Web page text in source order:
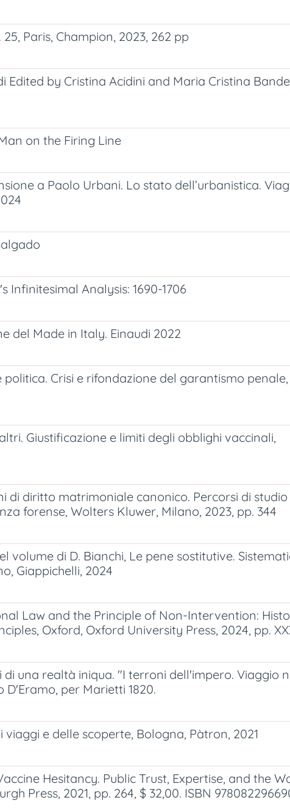
Paris, Champion, 2023, 262 pp
Edited by Cristina Acidini and Maria Cristina
on the Firing Line
a Paolo Urbani. Lo stato dell’urbanistica.
Infinitesimal Analysis: 1690-1706
del Made in Italy. Einaudi 2022
Crisi e rifondazione del garantismo
Giustificazione e limiti degli obblighi vaccinali,
di diritto matrimoniale canonico. Percorsi di studio
forense, Wolters Kluwer, Milano, 2023, pp. 344
volume di D. Bianchi, Le pene sostitutive.
Giappichelli, 2024
Law and the Principle of Non-Intervention:
Oxford, Oxford University Press, 2024, pp.
una realtà iniqua. "I terroni dell'impero. Viaggio
per Marietti 1820.
e delle scoperte, Bologna, Pàtron, 2021
Hesitancy. Public Trust, Expertise, and the
Press, 2021, pp. 264, $ 32,00. ISBN